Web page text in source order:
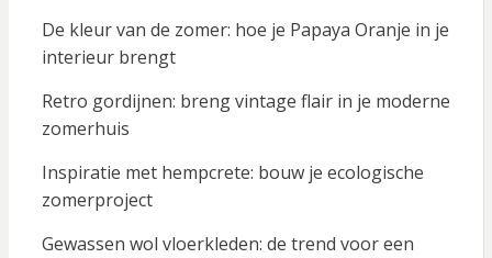
De kleur van de zomer: hoe je Papaya Oranje in je
interieur brengt
Retro gordijnen: breng vintage flair in je moderne
zomerhuis
Inspiratie met hempcrete: bouw je ecologische
zomerproject
Gewassen wol vloerkleden: de trend voor een